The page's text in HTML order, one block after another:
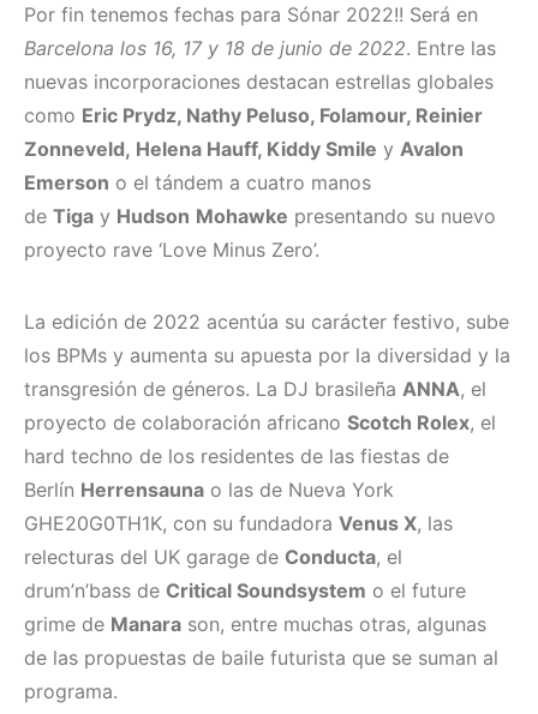
Por fin tenemos fechas para Sónar 2022!! Será en
Barcelona los 16, 17 y 18 de junio de 2022. Entre las
nuevas incorporaciones destacan estrellas globales
como Eric Prydz, Nathy Peluso, Folamour, Reinier
Zonneveld, Helena Hauff, Kiddy Smile y Avalon
Emerson o el tándem a cuatro manos
de Tiga y Hudson Mohawke presentando su nuevo
proyecto rave ‘Love Minus Zero’.
La edición de 2022 acentúa su carácter festivo, sube
los BPMs y aumenta su apuesta por la diversidad y la
transgresión de géneros. La DJ brasileña ANNA, el
proyecto de colaboración africano Scotch Rolex, el
hard techno de los residentes de las fiestas de
Berlín Herrensauna o las de Nueva York
GHE20G0TH1K, con su fundadora Venus X, las
relecturas del UK garage de Conducta, el
drum’n’bass de Critical Soundsystem o el future
grime de Manara son, entre muchas otras, algunas
de las propuestas de baile futurista que se suman al
programa.